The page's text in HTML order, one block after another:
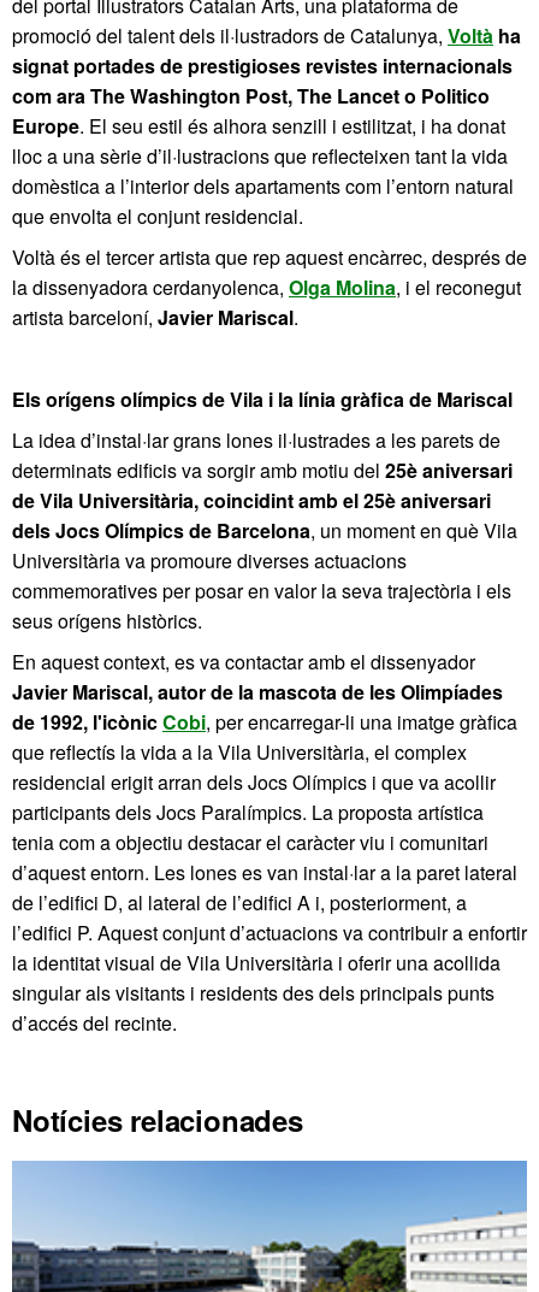
promoció del talent dels il·lustradors de Catalunya, Voltà ha
signat portades de prestigioses revistes internacionals
com ara The Washington Post, The Lancet o Politico
Europe. El seu estil és alhora senzill i estilitzat, i ha donat
lloc a una sèrie d’il·lustracions que reflecteixen tant la vida
domèstica a l’interior dels apartaments com l’entorn natural
que envolta el conjunt residencial.
Voltà és el tercer artista que rep aquest encàrrec, després de
la dissenyadora cerdanyolenca, Olga Molina, i el reconegut
artista barceloní, Javier Mariscal.
Els orígens olímpics de Vila i la línia gràfica de Mariscal
La idea d’instal·lar grans lones il·lustrades a les parets de
determinats edificis va sorgir amb motiu del 25è aniversari
de Vila Universitària, coincidint amb el 25è aniversari
dels Jocs Olímpics de Barcelona, un moment en què Vila
Universitària va promoure diverses actuacions
commemoratives per posar en valor la seva trajectòria i els
seus orígens històrics.
En aquest context, es va contactar amb el dissenyador
Javier Mariscal, autor de la mascota de les Olimpíades
de 1992, l'icònicCobi, per encarregar-li una imatge gràfica
que reflectís la vida a la Vila Universitària, el complex
residencial erigit arran dels Jocs Olímpics i que va acollir
participants dels Jocs Paralímpics. La proposta artística
tenia com a objectiu destacar el caràcter viu i comunitari
d’aquest entorn. Les lones es van instal·lar a la paret lateral
de l’edifici D, al lateral de l’edifici A i, posteriorment, a
l’edifici P. Aquest conjunt d’actuacions va contribuir a enfortir
la identitat visual de Vila Universitària i oferir una acollida
singular als visitants i residents des dels principals punts
d’accés del recinte.
Notícies relacionades